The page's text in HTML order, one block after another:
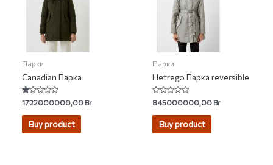
Парки
Canadian Парка
Rated
1.00
out
1722000000,00Br
Buy product
Парки
Hetrego Парка reversible
Rated
0
out
845000000,00Br
Buy product